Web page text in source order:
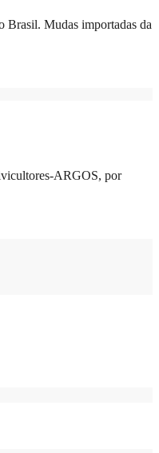
Brasil. Mudas importadas da
ARGOS, por